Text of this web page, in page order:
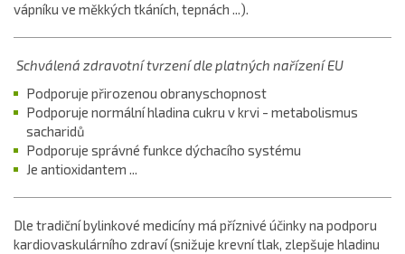
vápníku ve měkkých tkáních, tepnách ...).
Schválená zdravotní tvrzení dle platných nařízení EU
Podporuje přirozenou obranyschopnost
Podporuje normální hladina cukru v krvi - metabolismus
sacharidů
Podporuje správné funkce dýchacího systému
Je antioxidantem ...
Dle tradiční bylinkové medicíny má příznivé účinky na podporu
kardiovaskulárního zdraví (snižuje krevní tlak, zlepšuje hladinu